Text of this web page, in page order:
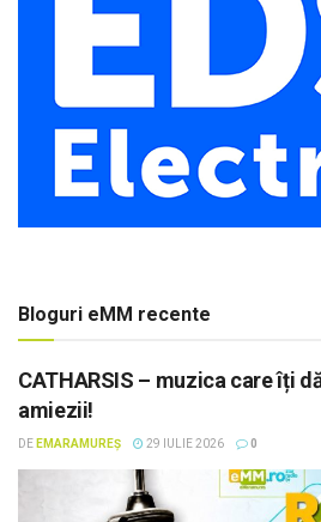
Bloguri eMM recente
CATHARSIS – muzica care îți
amiezii!
DE EMARAMUREȘ 29 IULIE 2026 0